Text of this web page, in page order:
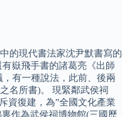
的現代書法家沈尹默書寫的
有嶽飛手書的諸葛亮《出師
有一種說法，此前、後兩
名所書)。 現緊鄰武侯祠
斥資復建，為”全國文化產業
作為武侯祠博物館(三國歷